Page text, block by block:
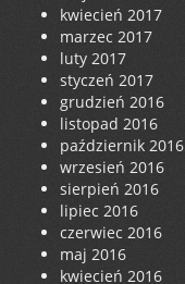
kwiecień 2017
marzec 2017
luty 2017
styczeń 2017
grudzień 2016
listopad 2016
październik 2016
wrzesień 2016
sierpień 2016
lipiec 2016
czerwiec 2016
maj 2016
kwiecień 2016